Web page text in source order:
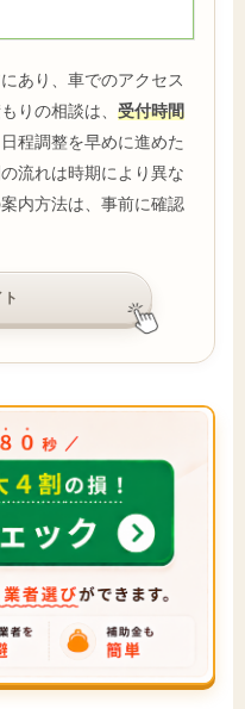
あり、車でのアクセス
りの相談は、 受付時間
程調整を早めに進めた
流れは時期により異な
内方法は、事前に確認